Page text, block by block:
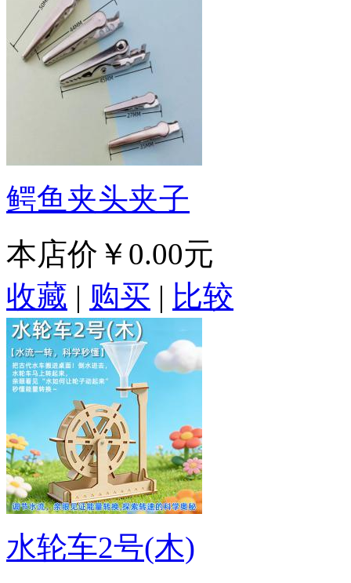
鳄鱼夹头夹子
本店价 ￥0.00元
收藏 | 购买 | 比较
水轮车2号(木)